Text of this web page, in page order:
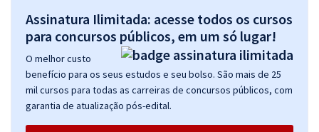
Assinatura Ilimitada: acesse todos os cursos
para concursos públicos, em um só lugar!
O melhor custo
benefício para os seus estudos e seu bolso. São mais de 25
mil cursos para todas as carreiras de concursos públicos, com
garantia de atualização pós-edital.